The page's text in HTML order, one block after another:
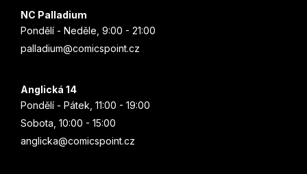
NC Palladium
Pondělí - Neděle, 9:00 - 21:00
palladium@comicspoint.cz
Anglická 14
Pondělí - Pátek, 11:00 - 19:00
Sobota, 10:00 - 15:00
anglicka@comicspoint.cz